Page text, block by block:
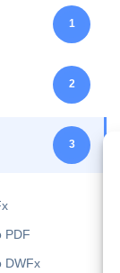
1
2
3
PDF
DWFx